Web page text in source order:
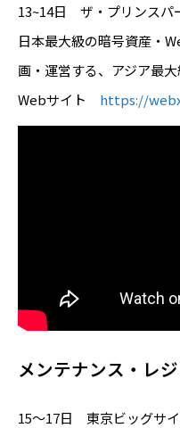
13~14日 ザ・プリンスパ
日本最大級の暗号資産・
画・運営する、アジア最
Webサイト https://
メンテナンス・レ
15～17日 東京ビッグサ